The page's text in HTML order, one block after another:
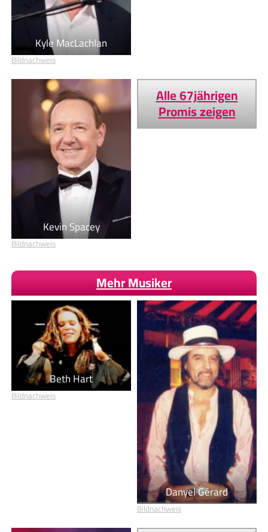
Kyle MacLachlan
Bildnachweis
Kevin Spacey
Bildnachweis
Alle 67jährigen
Promis zeigen
Mehr Musiker
Beth Hart
Bildnachweis
Danyel Gérard
Bildnachweis